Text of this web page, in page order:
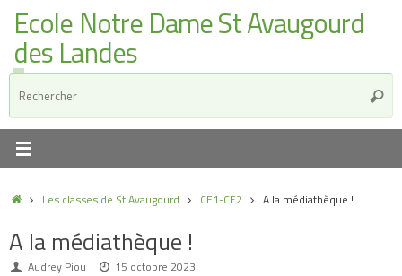
Ecole Notre Dame St Avaugourd
des Landes
Les classes de St Avaugourd CE1-CE2 A la médiathèque !
A la médiathèque !
Audrey Piou 15 octobre 2023